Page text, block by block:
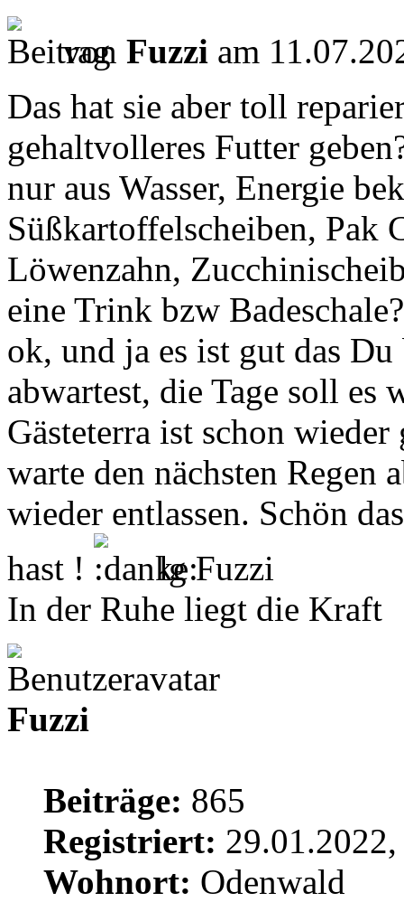
von Fuzzi am
Das hat sie aber toll
gehaltvolleres Futter
nur aus Wasser, Energie
Süßkartoffelscheiben, Pak
Löwenzahn,
eine Trink bzw
ok, und ja es ist gut das Du
abwartest, die Tage soll es
Gästeterra ist schon
warte den nächsten Regen
wieder entlassen. Schön
hast !
lg Fuzzi
In der Ruhe liegt die Kraft
Fuzzi
Beiträge: 865
Registriert:
Wohnort: Odenwald